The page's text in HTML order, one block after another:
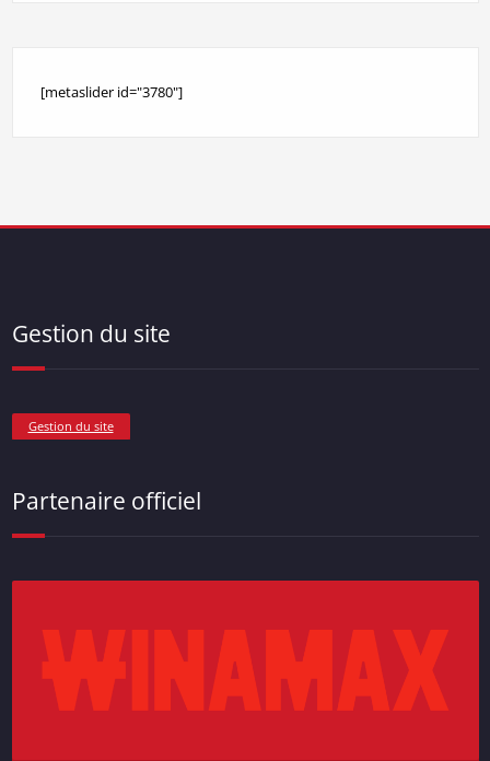
[metaslider id="3780"]
Gestion du site
Gestion du site
Partenaire officiel